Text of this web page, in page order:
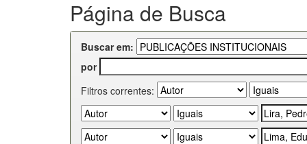
Página de Busca
Buscar em:
por
Filtros correntes: